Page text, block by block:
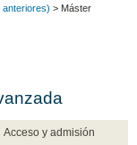
> Máster
Acceso y admisión